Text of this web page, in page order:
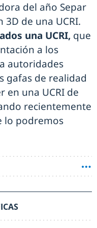
del año Separ
3D de una UCRI.
una UCRI, que
a los
autoridades
gafas de realidad
en una UCRI de
recientemente
lo podremos